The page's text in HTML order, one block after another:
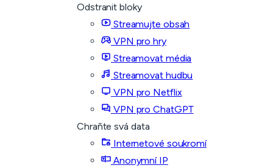
Odstranit bloky
Streamujte obsah
VPN pro hry
Streamovat média
Streamovat hudbu
VPN pro Netflix
VPN pro ChatGPT
Chraňte svá data
Internetové soukromí
Anonymní IP